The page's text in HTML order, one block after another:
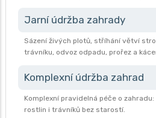
Jarní údržba zahrady
Sázení živých plotů, stříhání větví
trávníku, odvoz odpadu, prořez a
Komplexní údržba zahrad
Komplexní pravidelná péče o
rostlin i trávníků bez starostí.